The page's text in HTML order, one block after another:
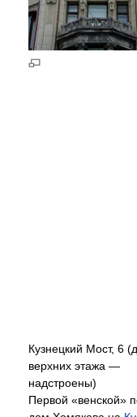
Кузнецкий Мост, 6
верхних этажа —
надстроены)
Первой «венской»